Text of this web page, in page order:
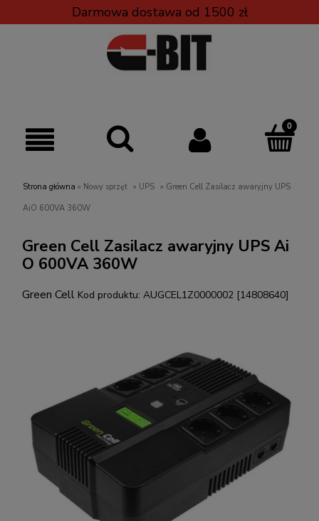
Darmowa dostawa od 1500 zł
Strona główna » Nowy sprzęt » UPS » Green Cell Zasilacz awaryjny UPS
AiO 600VA 360W
Green Cell Zasilacz awaryjny UPS Ai
O 600VA 360W
Green Cell Kod produktu: AUGCEL1Z0000002 [14808640]